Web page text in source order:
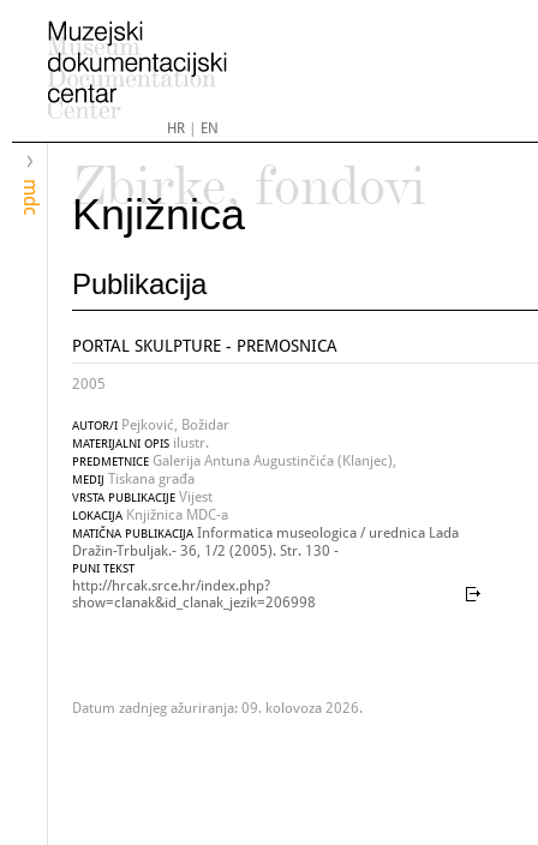
HR| EN
mdc
Zbirke, fondovi
Knjižnica
Publikacija
PORTAL SKULPTURE - PREMOSNICA
2005
AUTOR/I Pejković, Božidar
MATERIJALNI OPIS ilustr.
PREDMETNICE Galerija Antuna Augustinčića (Klanjec),
MEDIJ Tiskana građa
VRSTA PUBLIKACIJE Vijest
LOKACIJA Knjižnica MDC-a
MATIČNA PUBLIKACIJA Informatica museologica / urednica Lada
Dražin-Trbuljak.- 36, 1/2 (2005). Str. 130 -
PUNI TEKST
http://hrcak.srce.hr/index.php?
show=clanak&id_clanak_jezik=206998
Datum zadnjeg ažuriranja: 09. kolovoza 2026.